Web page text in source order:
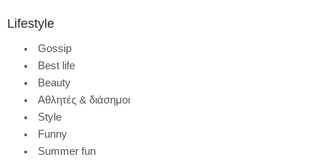
Lifestyle
Gossip
Best life
Beauty
Αθλητές & διάσημοι
Style
Funny
Summer fun